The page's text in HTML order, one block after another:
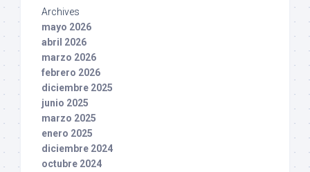
Archives
mayo 2026
abril 2026
marzo 2026
febrero 2026
diciembre 2025
junio 2025
marzo 2025
enero 2025
diciembre 2024
octubre 2024